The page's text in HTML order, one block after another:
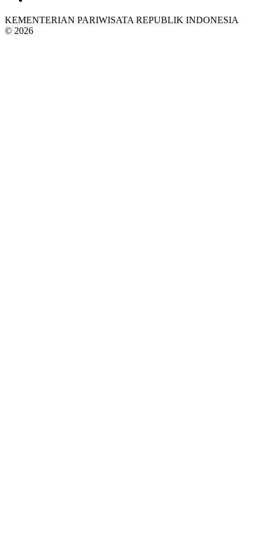
KEMENTERIAN PARIWISATA REPUBLIK INDONESIA
© 2026